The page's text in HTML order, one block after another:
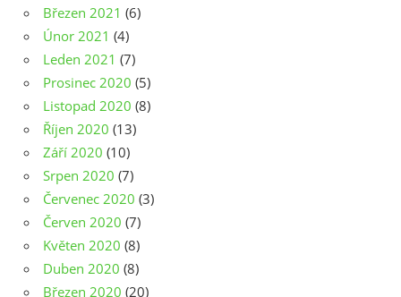
Březen 2021 (6)
Únor 2021 (4)
Leden 2021 (7)
Prosinec 2020 (5)
Listopad 2020 (8)
Říjen 2020 (13)
Září 2020 (10)
Srpen 2020 (7)
Červenec 2020 (3)
Červen 2020 (7)
Květen 2020 (8)
Duben 2020 (8)
Březen 2020 (20)